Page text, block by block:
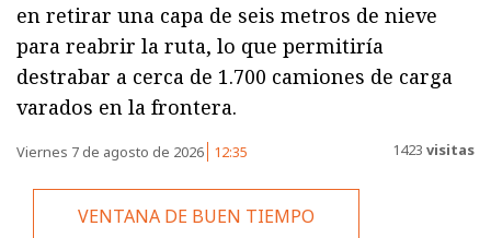
en retirar una capa de seis metros de nieve
para reabrir la ruta, lo que permitiría
destrabar a cerca de 1.700 camiones de carga
varados en la frontera.
Viernes 7 de agosto de 2026 12:35 1423 visitas
VENTANA DE BUEN TIEMPO